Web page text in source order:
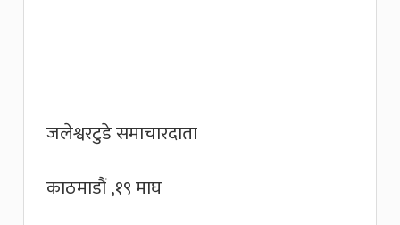
जलेश्वरटुडे समाचारदाता
काठमाडौं ,१९ माघ